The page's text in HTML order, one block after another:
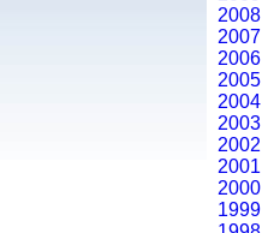
2008
2007
2006
2005
2004
2003
2002
2001
2000
1999